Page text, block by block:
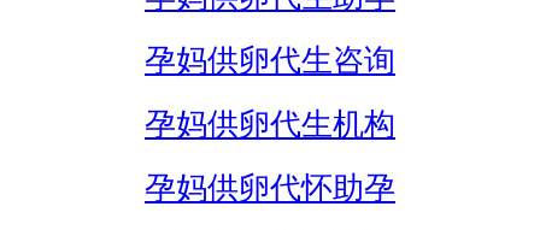
孕妈供卵代生咨询
孕妈供卵代生机构
孕妈供卵代怀助孕